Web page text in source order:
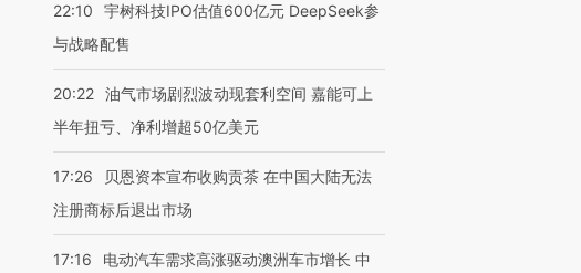
22:10
宇树科技IPO估值600亿元 DeepSeek参
与战略配售
20:22 油气市场剧烈波动现套利空间 嘉能可上
半年扭亏、净利增超50亿美元
17:26
贝恩资本宣布收购贡茶 在中国大陆无法
注册商标后退出市场
17:16
电动汽车需求高涨驱动澳洲车市增长 中